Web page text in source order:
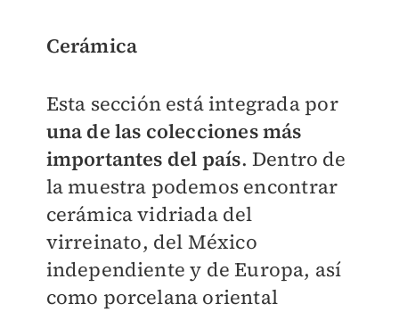
Cerámica
Esta sección está integrada por
una de las colecciones más
importantes del país. Dentro de
la muestra podemos encontrar
cerámica vidriada del
virreinato, del México
independiente y de Europa, así
como porcelana oriental